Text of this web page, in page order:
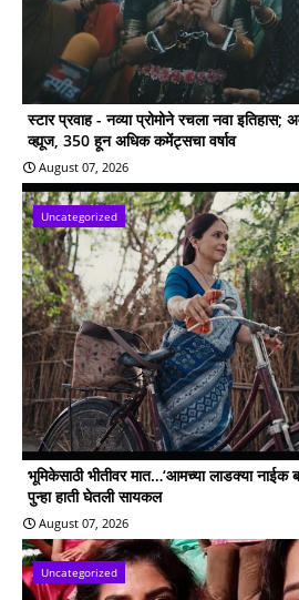
स्टार प्रवाह - नव्या प्रोमोने रचला नवा इतिहास;
व्ह्यूज, 350 हून अधिक कमेंट्सचा वर्षाव
August 07, 2026
Uncategorized
भूमिकेसाठी भीतीवर मात…‘आमच्या लाडक्या नाईक
पुन्हा हाती घेतली सायकल
August 07, 2026
Uncategorized